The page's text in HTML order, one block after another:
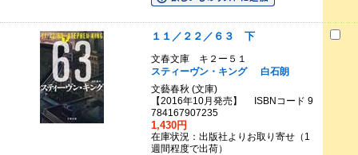
１１／２２／６３ 下
文春文庫 キ２ー５１
スティーヴン・キング
白石朗
文藝春秋 (文庫)
【2016年10月発売】 ISBNコード 9
784167907235
1,430円
在庫状況：出版社よりお取り寄せ（1
週間程度で出荷）